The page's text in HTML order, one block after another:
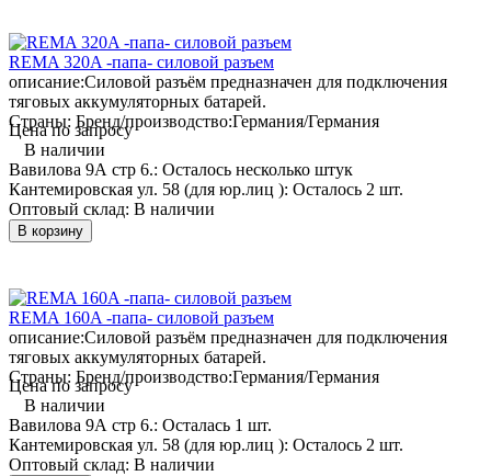
REMA 320A -папа- силовой разъем
описание:Силовой разъём предназначен для подключения
тяговых аккумуляторных батарей.
Страны: Бренд/производство:Германия/Германия
Цена по запросу
В наличии
Вавилова 9А стр 6.: Осталось несколько штук
Кантемировская ул. 58 (для юр.лиц ): Осталось 2 шт.
Оптовый склад: В наличии
В корзину
REMA 160A -папа- силовой разъем
описание:Силовой разъём предназначен для подключения
тяговых аккумуляторных батарей.
Страны: Бренд/производство:Германия/Германия
Цена по запросу
В наличии
Вавилова 9А стр 6.: Осталась 1 шт.
Кантемировская ул. 58 (для юр.лиц ): Осталось 2 шт.
Оптовый склад: В наличии